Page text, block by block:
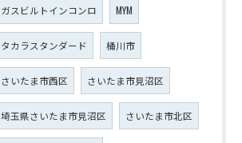
ガスビルトインコンロ MYM
タカラスタンダード 桶川市
さいたま市西区 さいたま市見沼区
埼玉県さいたま市見沼区 さいたま市北区